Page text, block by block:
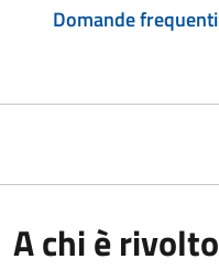
Domande frequenti
A chi è rivolto